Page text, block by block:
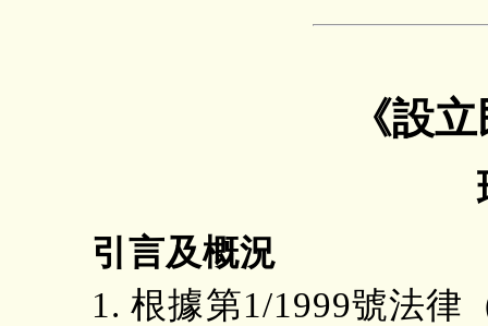
《設
引言及概況
1. 根據第1/1999號法律